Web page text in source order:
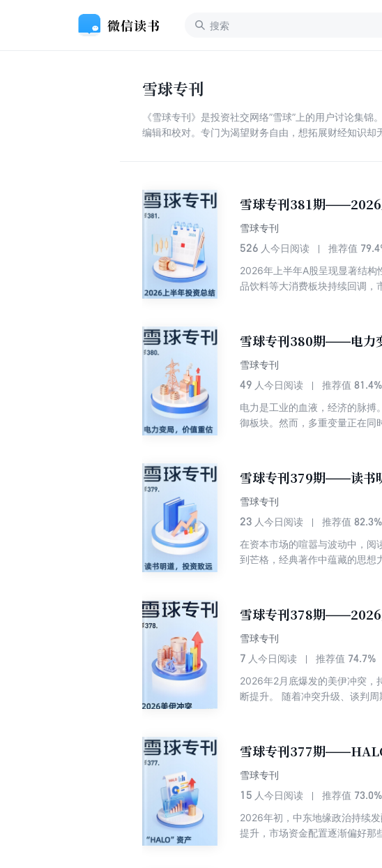
雪球专刊
《雪球专刊》是投资社交网络”雪球”上的用户讨论集
编辑和校对。专门为渴望财务自由，想拓展财经知识却
雪球专刊381期——2026
雪球专刊
526 人今日阅读 推荐值
2026年上半年A股呈现显著结构
品饮料等大消费板块持续回调，
雪球专刊380期——电力
雪球专刊
49 人今日阅读 推荐值 81.4%
电力是工业的血液，经济的脉搏
御板块。然而，多重变量正在同
雪球专刊379期——读书
雪球专刊
23 人今日阅读 推荐值 82.3%
在资本市场的喧嚣与波动中，阅
到芒格，经典著作中蕴藏的思想
读帮助投资者理解利润率下降趋
界，离开边界的尺子只会伤人，
越周期的定力与底气。 本期专
雪球专刊378期——2026
雪球专刊
7 人今日阅读 推荐值 74.7%
2026年2月底爆发的美伊冲突，
断提升。 随着冲突升级、谈判
雪球专刊377期
雪球专刊
15 人今日阅读 推荐值 73.0%
2026年初，中东地缘政治持续
提升，市场资金配置逐渐偏好那